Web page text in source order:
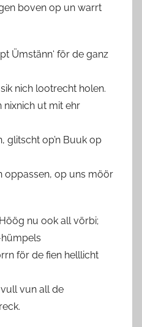
n
c
boven op un warrt
Ümstänn‘ för de ganz
nich lootrecht holen.
ut mit ehr
glitscht op’n Buuk op
oppassen, op uns möör
nu ook all vörbi;
för de fien helllicht
vun all de